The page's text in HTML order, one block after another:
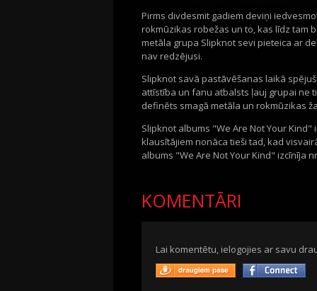
Pirms divdesmit gadiem deviņi
rokmūzikas robežas un to, kas līdz tam
metāla grupa Slipknot sevi pieteica ar
nav redzējusi.
Slipknot savā pastāvēšanas laikā
attīstība un fanu atbalsts ļauj grupai ne
definēts smagā metāla un rokmūzikas
Slipknot albums "We Are Not Your
klausītājiem nonāca tieši tad, kad
albums "We Are Not Your Kind" izcīnīja
KOMENTĀRI
Lai komentētu, ielogojies ar savu